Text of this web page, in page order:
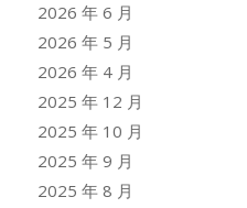
2026 年 6 月
2026 年 5 月
2026 年 4 月
2025 年 12 月
2025 年 10 月
2025 年 9 月
2025 年 8 月